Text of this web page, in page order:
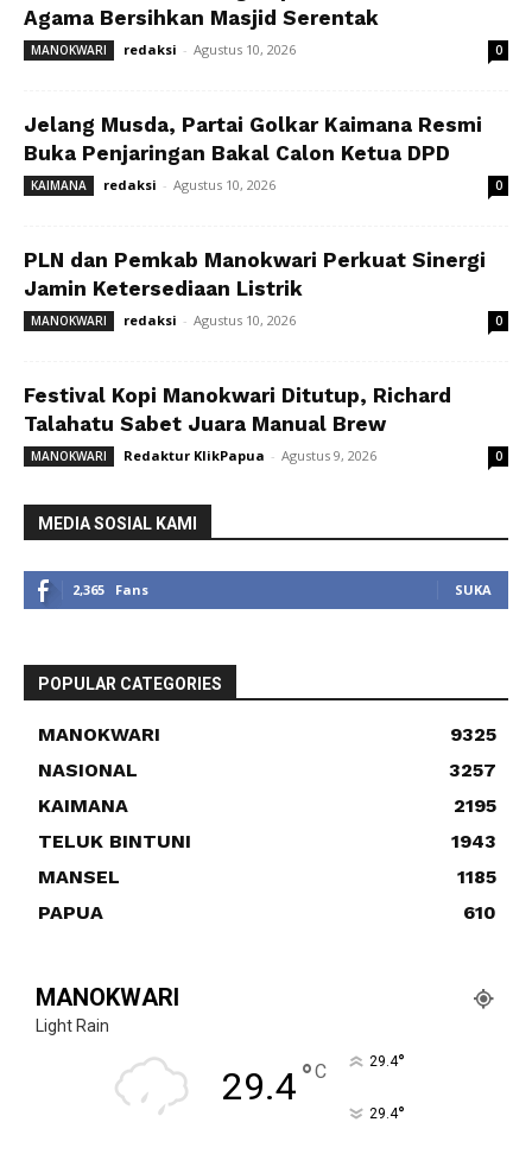
Agama Bersihkan Masjid Serentak
MANOKWARI redaksi - Agustus 10, 2026 0
Jelang Musda, Partai Golkar Kaimana Resmi
Buka Penjaringan Bakal Calon Ketua DPD
KAIMANA redaksi - Agustus 10, 2026 0
PLN dan Pemkab Manokwari Perkuat Sinergi
Jamin Ketersediaan Listrik
MANOKWARI redaksi - Agustus 10, 2026 0
Festival Kopi Manokwari Ditutup, Richard
Talahatu Sabet Juara Manual Brew
MANOKWARI Redaktur KlikPapua - Agustus 9, 2026 0
MEDIA SOSIAL KAMI
2,365 Fans SUKA
POPULAR CATEGORIES
MANOKWARI
9325
NASIONAL
3257
KAIMANA
2195
TELUK BINTUNI
1943
MANSEL
1185
PAPUA
610
MANOKWARI
Light Rain
29.4°C 29.4°
29.4°